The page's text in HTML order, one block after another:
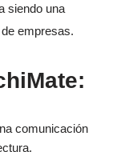
siendo una
empresas.
comunicación